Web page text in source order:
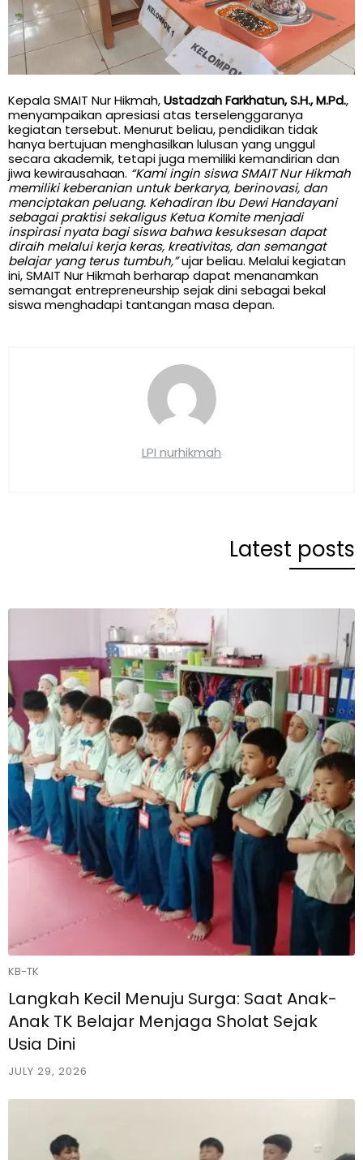
Kepala SMAIT Nur Hikmah,Ustadzah Farkhatun, S.H., M.Pd.,
menyampaikan apresiasi atas terselenggaranya
kegiatan tersebut. Menurut beliau, pendidikan tidak
hanya bertujuan menghasilkan lulusan yang unggul
secara akademik, tetapi juga memiliki kemandirian dan
jiwa kewirausahaan. “Kami ingin siswa SMAIT Nur Hikmah
memiliki keberanian untuk berkarya, berinovasi, dan
menciptakan peluang. Kehadiran Ibu Dewi Handayani
sebagai praktisi sekaligus Ketua Komite menjadi
inspirasi nyata bagi siswa bahwa kesuksesan dapat
diraih melalui kerja keras, kreativitas, dan semangat
belajar yang terus tumbuh,”ujar beliau. Melalui kegiatan
ini, SMAIT Nur Hikmah berharap dapat menanamkan
semangat entrepreneurship sejak dini sebagai bekal
siswa menghadapi tantangan masa depan.
LPI nurhikmah
Latest posts
KB-TK
Langkah Kecil Menuju Surga: Saat Anak-
Anak TK Belajar Menjaga Sholat Sejak
Usia Dini
JULY 29, 2026